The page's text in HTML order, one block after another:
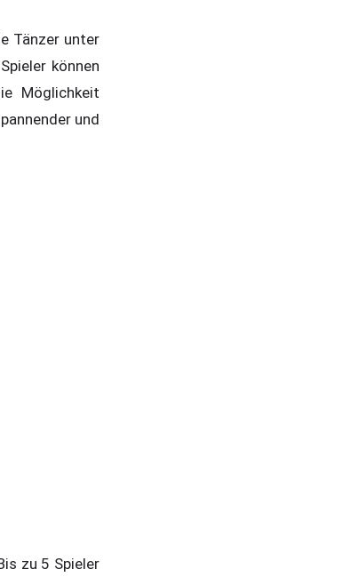
Tänzer unter
können
Möglichkeit
und
zu 5 Spieler